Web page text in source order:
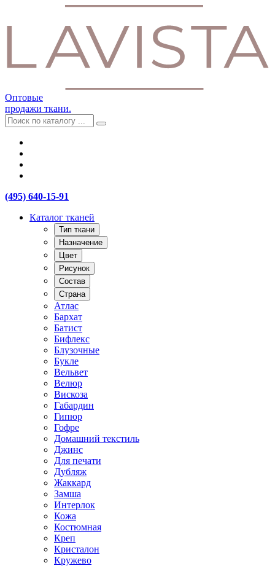
Оптовые
продажи ткани.
(495) 640-15-91
Каталог тканей
Тип ткани
Назначение
Цвет
Рисунок
Состав
Страна
Атлас
Бархат
Батист
Бифлекс
Блузочные
Букле
Вельвет
Велюр
Вискоза
Габардин
Гипюр
Гофре
Домашний текстиль
Джинс
Для печати
Дубляж
Жаккард
Замша
Интерлок
Кожа
Костюмная
Креп
Кристалон
Кружево